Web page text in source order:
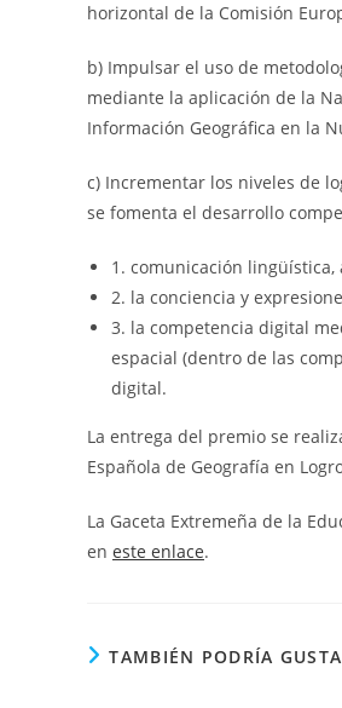
horizontal de la Comisión
b) Impulsar el uso de
mediante la aplicación de la
Información Geográfica en la
c) Incrementar los niveles de
se fomenta el desarrollo
1. comunicación
2. la conciencia y
3. la competencia digital
espacial (dentro de las
digital.
La entrega del premio se
Española de Geografía en
La Gaceta Extremeña de la
en este enlace.
TAMBIÉN PODRÍA